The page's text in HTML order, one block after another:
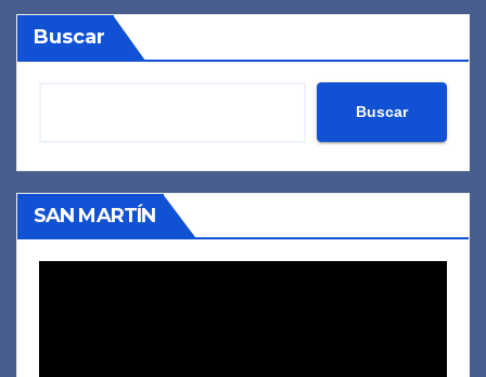
Buscar
Buscar
SAN MARTÍN